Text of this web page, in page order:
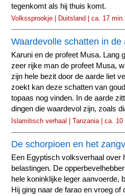
tegenkomt als hij thuis komt.
Volkssprookje | Duitsland | ca. 17 min.
Waardevolle schatten in de
Karuni en de profeet Musa. Lang
zeer rijke man de profeet Musa,
zijn hele bezit door de aarde liet
zoekt kan deze schatten van
topaas nog vinden. In de aarde
dingen die waardevol zijn, zoals
Islamitisch verhaal | Tanzania | ca. 10
De schorpioen en het
Een Egyptisch volksverhaal over
belastingen. De
hele koninklijke leger aanvoerde,
Hij ging naar de farao en vroeg of